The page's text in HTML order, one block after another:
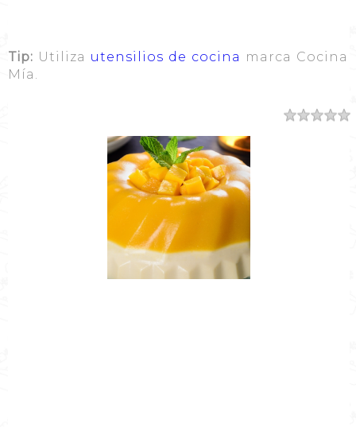
Tip: Utiliza utensilios de cocina marca Cocina
Mía.